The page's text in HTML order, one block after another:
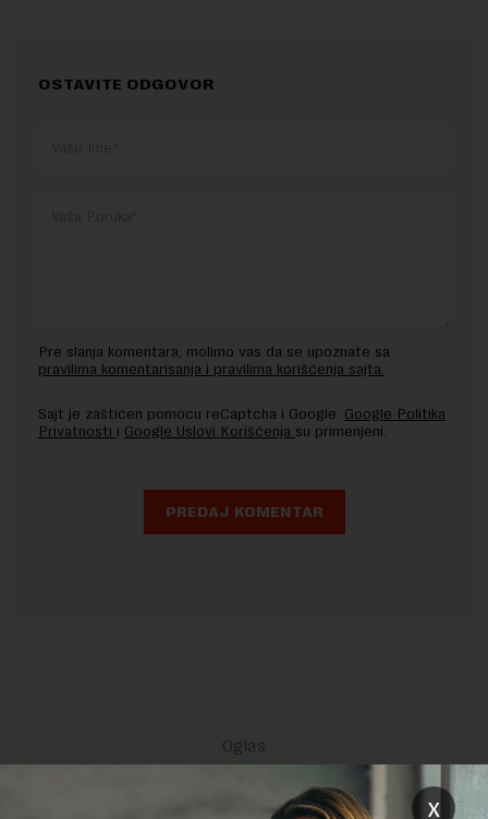
OSTAVITE ODGOVOR
Pre slanja komentara, molimo vas da se upoznate sa
pravilima komentarisanja i pravilima korišćenja sajta.
Sajt je zaštićen pomocu reCaptcha i Google. Google Politika
Privatnosti i Google Uslovi Korišćenja su primenjeni.
x